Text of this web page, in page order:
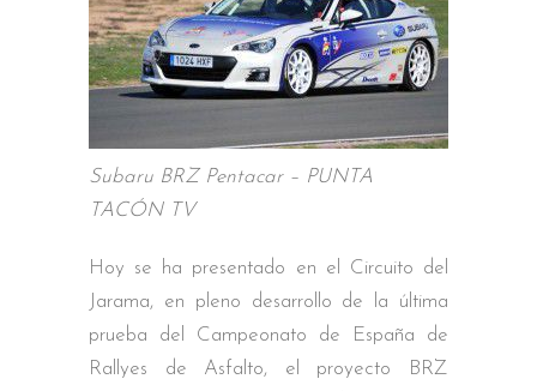
Subaru BRZ Pentacar – PUNTA
TACÓN TV
Hoy se ha presentado en el Circuito del
Jarama, en pleno desarrollo de la última
prueba del Campeonato de España de
Rallyes de Asfalto, el proyecto BRZ